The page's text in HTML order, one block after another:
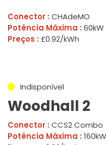
Conector : CHAdeMO
Potência Máxima : 60kW
Preços : £0.92/kWh
Indisponível
Woodhall 2
Conector : CCS2 Combo
Potência Máxima : 160kW